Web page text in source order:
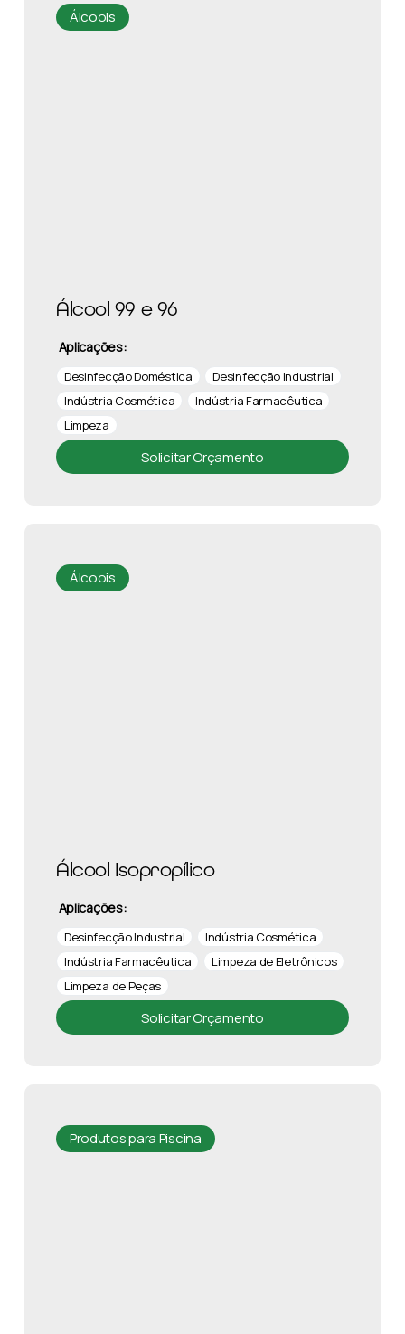
Álcoois
Álcool 99 e 96
Aplicações:
Desinfecção Doméstica
Desinfecção Industrial
Indústria Cosmética
Indústria Farmacêutica
Limpeza
Solicitar Orçamento
Álcoois
Álcool Isopropílico
Aplicações:
Desinfecção Industrial
Indústria Cosmética
Indústria Farmacêutica
Limpeza de Eletrônicos
Limpeza de Peças
Solicitar Orçamento
Produtos para Piscina